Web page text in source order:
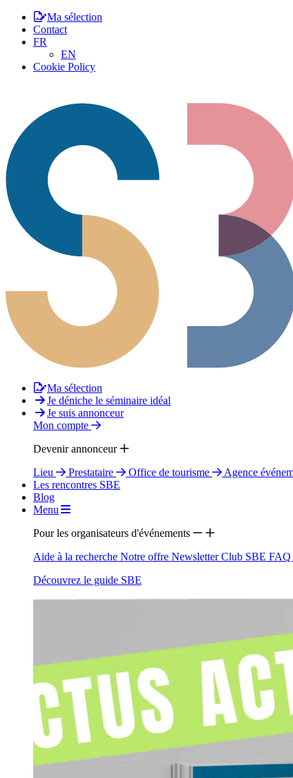
Ma sélection
Contact
FR
EN
Cookie Policy
Ma sélection
Je déniche le séminaire idéal
Je suis annonceur
Mon compte
Devenir annonceur
Lieu
Prestataire Office de tourisme
Agence
Les rencontres SBE
Blog
Menu
Pour les organisateurs d'événements
Aide à la recherche Notre offre NewsletterClub SBE FAQ
Découvrez le guide SBE